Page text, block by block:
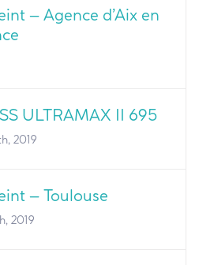
– Agence d’Aix en
ULTRAMAX II 695
2019
– Toulouse
2019